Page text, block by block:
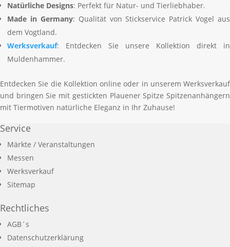
Natürliche Designs: Perfekt für Natur- und Tierliebhaber.
Made in Germany: Qualität von Stickservice Patrick Vogel aus
dem Vogtland.
Werksverkauf: Entdecken Sie unsere Kollektion direkt in
Muldenhammer.
Entdecken Sie die Kollektion online oder in unserem Werksverkauf
und bringen Sie mit gestickten Plauener Spitze Spitzenanhängern
mit Tiermotiven natürliche Eleganz in Ihr Zuhause!
Service
Märkte / Veranstaltungen
Messen
Werksverkauf
Sitemap
Rechtliches
AGB´s
Datenschutzerklärung